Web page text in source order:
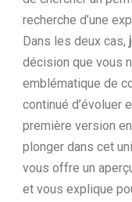
recherche d’une
Dans les deux cas,
décision que vous
emblématique de
continué d’évoluer
première version
plonger dans cet
vous offre un
et vous explique